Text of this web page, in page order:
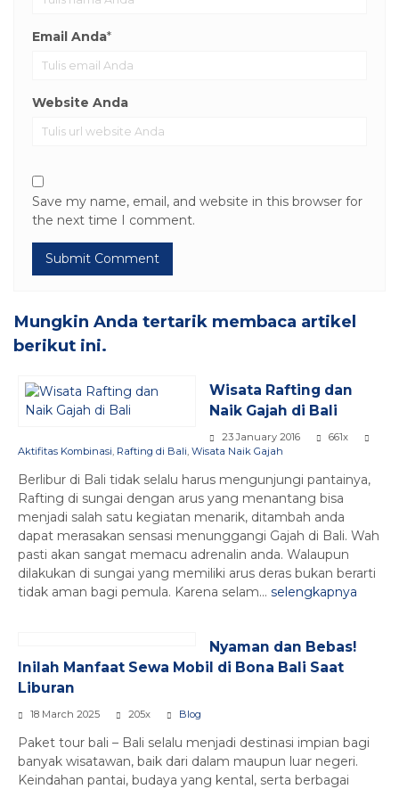
Email Anda*
Website Anda
Save my name, email, and website in this browser for
the next time I comment.
Mungkin Anda tertarik membaca artikel
berikut ini.
Wisata Rafting dan
Naik Gajah di Bali
23 January 2016
661x
Aktifitas Kombinasi, Rafting di Bali, Wisata Naik Gajah
Berlibur di Bali tidak selalu harus mengunjungi pantainya,
Rafting di sungai dengan arus yang menantang bisa
menjadi salah satu kegiatan menarik, ditambah anda
dapat merasakan sensasi menunggangi Gajah di Bali. Wah
pasti akan sangat memacu adrenalin anda. Walaupun
dilakukan di sungai yang memiliki arus deras bukan berarti
tidak aman bagi pemula. Karena selam... selengkapnya
Nyaman dan Bebas!
Inilah Manfaat Sewa Mobil di Bona Bali Saat
Liburan
18 March 2025 205x Blog
Paket tour bali – Bali selalu menjadi destinasi impian bagi
banyak wisatawan, baik dari dalam maupun luar negeri.
Keindahan pantai, budaya yang kental, serta berbagai